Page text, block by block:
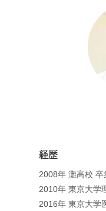
経歴
2008年 灘高校 卒
2010年 東京大学
2016年 東京大学